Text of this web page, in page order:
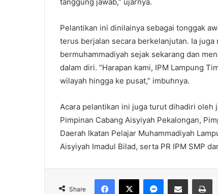
Pelantikan ini dinilainya sebagai tonggak
terus berjalan secara berkelanjutan. Ia
bermuhammadiyah sejak sekarang dan
dalam diri. “Harapan kami, IPM Lampung
wilayah hingga ke pusat,” imbuhnya.
Acara pelantikan ini juga turut dihadiri oleh
Pimpinan Cabang Aisyiyah Pekalongan,
Daerah Ikatan Pelajar Muhammadiyah
Aisyiyah Imadul Bilad, serta PR IPM SMP
Share
Facebook
X Messenger
Share via Email